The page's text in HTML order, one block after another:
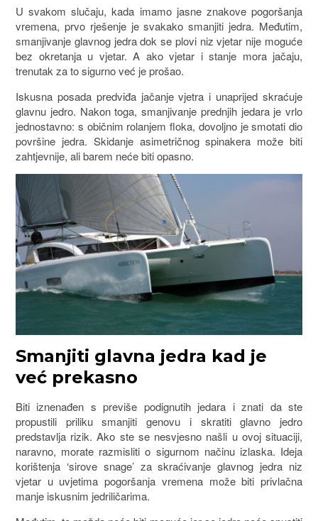
U svakom slučaju, kada imamo jasne znakove pogoršanja
vremena, prvo rješenje je svakako smanjiti jedra. Međutim,
smanjivanje glavnog jedra dok se plovi niz vjetar nije moguće
bez okretanja u vjetar. A ako vjetar i stanje mora jačaju,
trenutak za to sigurno već je prošao.
Iskusna posada predviđa jačanje vjetra i unaprijed skraćuje
glavnu jedro. Nakon toga, smanjivanje prednjih jedara je vrlo
jednostavno: s običnim rolanjem floka, dovoljno je smotati dio
površine jedra. Skidanje asimetričnog spinakera može biti
zahtjevnije, ali barem neće biti opasno.
Smanjiti glavna jedra kad je
već prekasno
Biti iznenađen s previše podignutih jedara i znati da ste
propustili priliku smanjiti genovu i skratiti glavno jedro
predstavlja rizik. Ako ste se nesvjesno našli u ovoj situaciji,
naravno, morate razmisliti o sigurnom načinu izlaska. Ideja
korištenja ‘sirove snage’ za skraćivanje glavnog jedra niz
vjetar u uvjetima pogoršanja vremena može biti privlačna
manje iskusnim jedriličarima.